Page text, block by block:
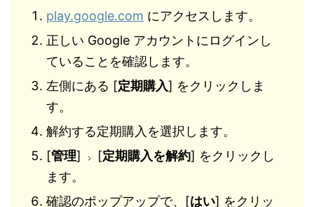
play.google.com にアクセスします。
正しい Google アカウントにログインし
ていることを確認します。
左側にある [定期購入] をクリックしま
す。
解約する定期購入を選択します。
[管理] [定期購入を解約] をクリックし
ます。
確認のポップアップで、[はい] をクリッ